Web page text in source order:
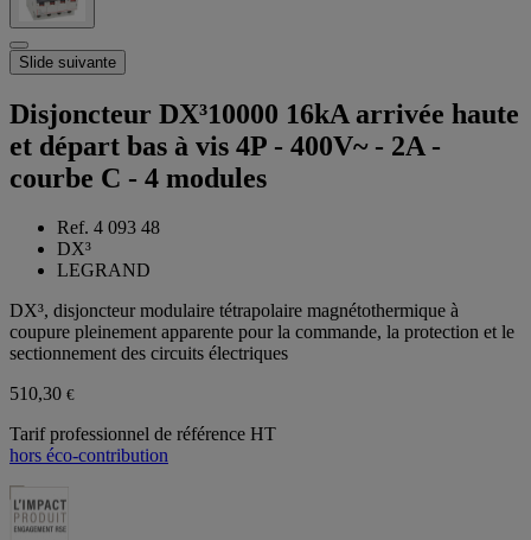
Slide suivante
Disjoncteur DX³10000 16kA arrivée haute
et départ bas à vis 4P - 400V~ - 2A -
courbe C - 4 modules
Ref. 4 093 48
DX³
LEGRAND
DX³, disjoncteur modulaire tétrapolaire magnétothermique à
coupure pleinement apparente pour la commande, la protection et le
sectionnement des circuits électriques
510,30 €
Tarif professionnel de référence HT
hors éco-contribution